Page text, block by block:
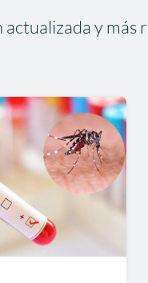
y más